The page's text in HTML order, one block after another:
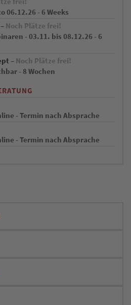
06.12.26 - 6 Weeks
Noch Plätze frei!
- 03.11. bis 08.12.26 - 6
– Noch Plätze frei!
- 8 Wochen
- Termin nach Absprache
- Termin nach Absprache